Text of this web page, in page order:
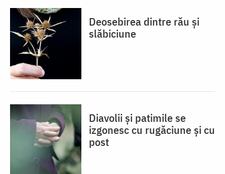
Deosebirea dintre rău și
slăbiciune
Diavolii și patimile se
izgonesc cu rugăciune și cu
post